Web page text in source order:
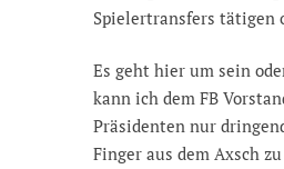
Spielertransfers tätigen
Es geht hier um sein
kann ich dem FB
Präsidenten nur
Finger aus dem Axsch